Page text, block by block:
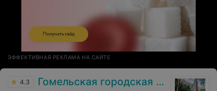
ЭФФЕКТИВНАЯ РЕКЛАМА НА САЙТЕ
4.3 Гомельская городская клиническая больница №3